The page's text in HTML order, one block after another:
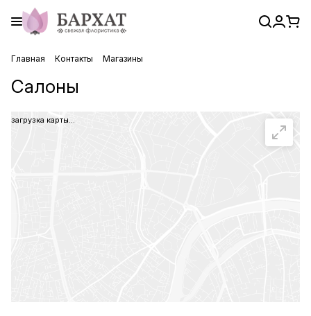
Главная Контакты Магазины
Салоны
загрузка карты...